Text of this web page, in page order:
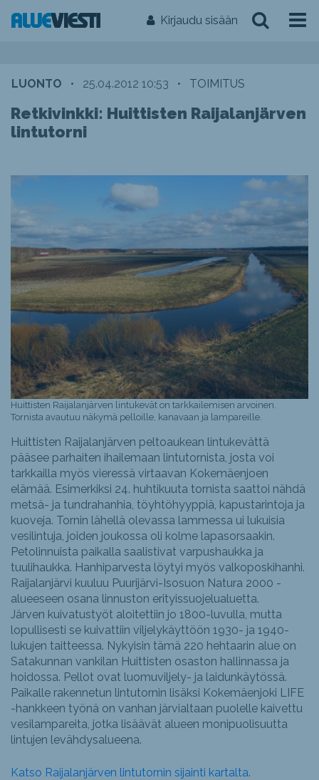
Kirjaudu sisään
LUONTO • 25.04.2012 10:53 • TOIMITUS
Retkivinkki: Huittisten Raijalanjärven
lintutorni
Huittisten Raijalanjärven lintukevät on tarkkailemisen arvoinen.
Tornista avautuu näkymä pelloille, kanavaan ja lampareille.
Huittisten Raijalanjärven peltoaukean lintukevättä
pääsee parhaiten ihailemaan lintutornista, josta voi
tarkkailla myös vieressä virtaavan Kokemäenjoen
elämää. Esimerkiksi 24. huhtikuuta tornista saattoi nähdä
metsä- ja tundrahanhia, töyhtöhyyppiä, kapustarintoja ja
kuoveja. Tornin lähellä olevassa lammessa ui lukuisia
vesilintuja, joiden joukossa oli kolme lapasorsaakin.
Petolinnuista paikalla saalistivat varpushaukka ja
tuulihaukka. Hanhiparvesta löytyi myös valkoposkihanhi.
Raijalanjärvi kuuluu Puurijärvi-Isosuon Natura 2000 -
alueeseen osana linnuston erityissuojelualuetta.
Järven kuivatustyöt aloitettiin jo 1800-luvulla, mutta
lopullisesti se kuivattiin viljelykäyttöön 1930- ja 1940-
lukujen taitteessa. Nykyisin tämä 220 hehtaarin alue on
Satakunnan vankilan Huittisten osaston hallinnassa ja
hoidossa. Pellot ovat luomuviljely- ja laidunkäytössä.
Paikalle rakennetun lintutornin lisäksi Kokemäenjoki LIFE
-hankkeen työnä on vanhan järvialtaan puolelle kaivettu
vesilampareita, jotka lisäävät alueen monipuolisuutta
lintujen levähdysalueena.
Katso Raijalanjärven lintutornin sijainti kartalta.